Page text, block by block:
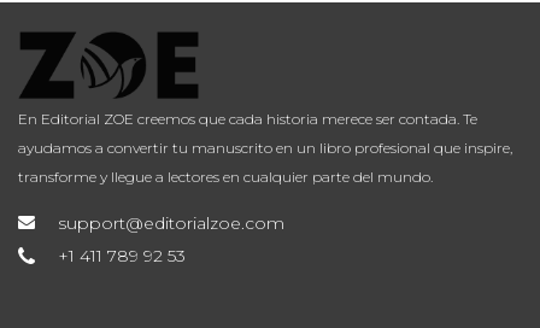
En Editorial ZOE creemos que cada historia merece ser contada. Te
ayudamos a convertir tu manuscrito en un libro profesional que inspire,
transforme y llegue a lectores en cualquier parte del mundo.
support@editorialzoe.com
+1 411 789 92 53